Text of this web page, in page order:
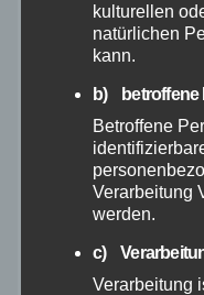
Oktober 2025
September 2025
August 2025
Juli 2025
Juni 2025
kulturellen
natürlichen
kann.
b) betroffene
Betroffene
Verarbeitung
werden.
c)
Verarbeitung